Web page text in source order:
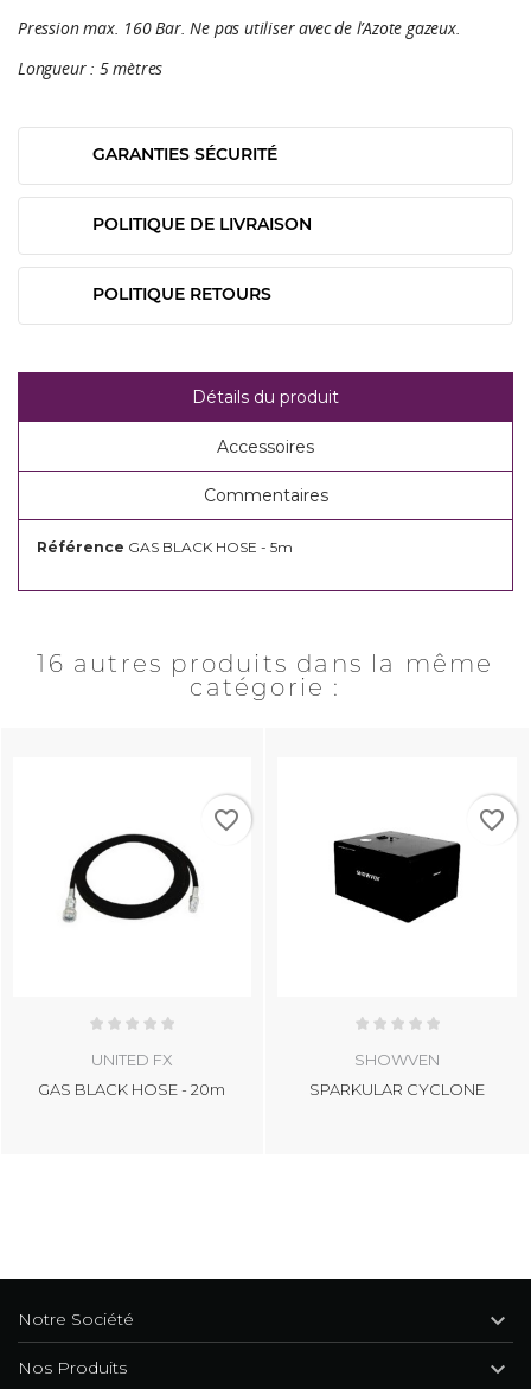
Pression max. 160 Bar. Ne pas utiliser avec de l’Azote gazeux.
Longueur : 5 mètres
GARANTIES SÉCURITÉ
POLITIQUE DE LIVRAISON
POLITIQUE RETOURS
Détails du produit
Accessoires
Commentaires
Référence GAS BLACK HOSE - 5m
16 autres produits dans la même
catégorie :
UNITED FX
GAS BLACK HOSE - 20m
favorite_border
SHOWVEN
SPARKULAR CYCLONE
favorite_border
Notre Société 
Nos Produits 